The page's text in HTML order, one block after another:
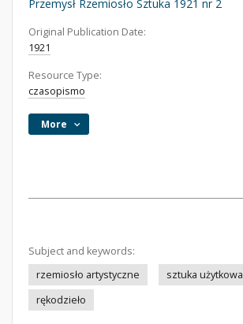
Przemysł Rzemiosło Sztuka 1921 nr 2
Original Publication Date:
1921
Resource Type:
czasopismo
More
Subject and keywords:
rzemiosło artystyczne
sztuka użytkowa
rękodzieło